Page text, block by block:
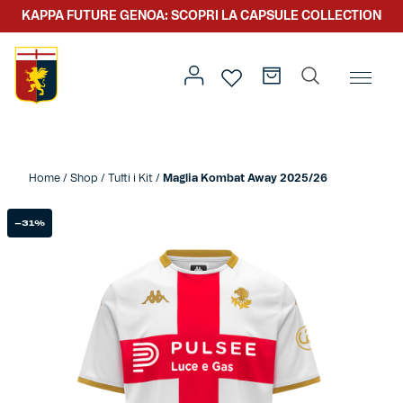
Settore giovanile
Prima squadra
Kappa Futur Genoa
Genoa x Genova
Kombat XXV
Genoa x Rolling Stone
KAPPA FUTURE GENOA: SCOPRI LA CAPSULE COLLECTION
Home/Team
Home / Shop / Tutti i Kit / Maglia Kombat Away 2025/26
-31%